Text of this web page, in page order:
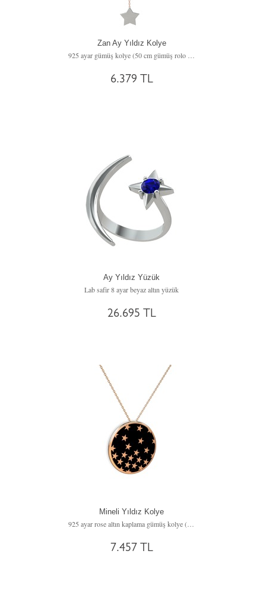
Zan Ay Yıldız Kolye
6.379 TL
Ay Yıldız Yüzük
Lab safir 8 ayar beyaz altın yüzük
26.695 TL
Mineli Yıldız Kolye
925 ayar rose altın kaplama gümüş kolye (Siyah mineli, 40 cm gümüş rolo zincir)
7.457 TL